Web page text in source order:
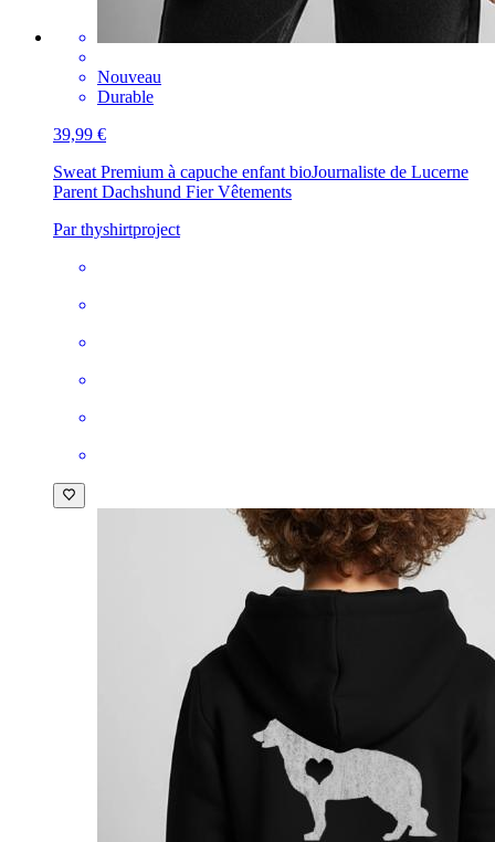
Nouveau
Durable
39,99 €
Sweat Premium à capuche enfant bioJournaliste de Lucerne
Parent Dachshund Fier Vêtements
Par thyshirtproject